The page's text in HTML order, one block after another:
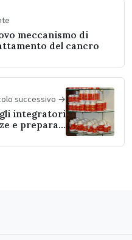
meccanismo di
del cancro
successivo →
integratori
e preparati